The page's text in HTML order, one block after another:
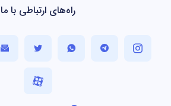
راه‌های ارتباطی با ما